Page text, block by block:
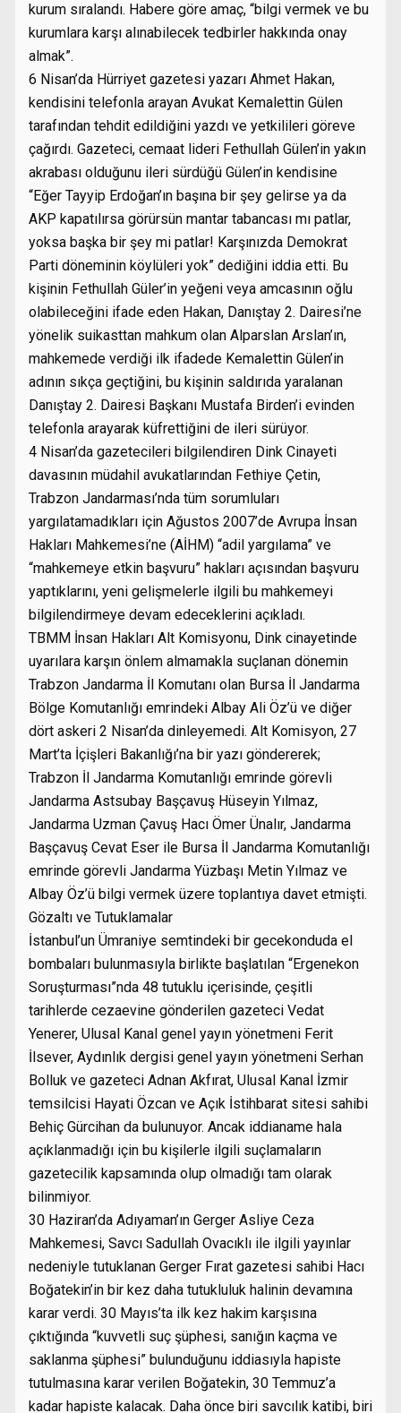
kurum sıralandı. Habere göre amaç, “bilgi vermek ve bu
kurumlara karşı alınabilecek tedbirler hakkında onay
almak”.
6 Nisan’da Hürriyet gazetesi yazarı Ahmet Hakan,
kendisini telefonla arayan Avukat Kemalettin Gülen
tarafından tehdit edildiğini yazdı ve yetkilileri göreve
çağırdı. Gazeteci, cemaat lideri Fethullah Gülen’in yakın
akrabası olduğunu ileri sürdüğü Gülen’in kendisine
“Eğer Tayyip Erdoğan’ın başına bir şey gelirse ya da
AKP kapatılırsa görürsün mantar tabancası mı patlar,
yoksa başka bir şey mi patlar! Karşınızda Demokrat
Parti döneminin köylüleri yok” dediğini iddia etti. Bu
kişinin Fethullah Güler’in yeğeni veya amcasının oğlu
olabileceğini ifade eden Hakan, Danıştay 2. Dairesi’ne
yönelik suikasttan mahkum olan Alparslan Arslan’ın,
mahkemede verdiği ilk ifadede Kemalettin Gülen’in
adının sıkça geçtiğini, bu kişinin saldırıda yaralanan
Danıştay 2. Dairesi Başkanı Mustafa Birden’i evinden
telefonla arayarak küfrettiğini de ileri sürüyor.
4 Nisan’da gazetecileri bilgilendiren Dink Cinayeti
davasının müdahil avukatlarından Fethiye Çetin,
Trabzon Jandarması’nda tüm sorumluları
yargılatamadıkları için Ağustos 2007’de Avrupa İnsan
Hakları Mahkemesi’ne (AİHM) “adil yargılama” ve
“mahkemeye etkin başvuru” hakları açısından başvuru
yaptıklarını, yeni gelişmelerle ilgili bu mahkemeyi
bilgilendirmeye devam edeceklerini açıkladı.
TBMM İnsan Hakları Alt Komisyonu, Dink cinayetinde
uyarılara karşın önlem almamakla suçlanan dönemin
Trabzon Jandarma İl Komutanı olan Bursa İl Jandarma
Bölge Komutanlığı emrindeki Albay Ali Öz’ü ve diğer
dört askeri 2 Nisan’da dinleyemedi. Alt Komisyon, 27
Mart’ta İçişleri Bakanlığı’na bir yazı göndererek;
Trabzon İl Jandarma Komutanlığı emrinde görevli
Jandarma Astsubay Başçavuş Hüseyin Yılmaz,
Jandarma Uzman Çavuş Hacı Ömer Ünalır, Jandarma
Başçavuş Cevat Eser ile Bursa İl Jandarma Komutanlığı
emrinde görevli Jandarma Yüzbaşı Metin Yılmaz ve
Albay Öz’ü bilgi vermek üzere toplantıya davet etmişti.
Gözaltı ve Tutuklamalar
İstanbul’un Ümraniye semtindeki bir gecekonduda el
bombaları bulunmasıyla birlikte başlatılan “Ergenekon
Soruşturması”nda 48 tutuklu içerisinde, çeşitli
tarihlerde cezaevine gönderilen gazeteci Vedat
Yenerer, Ulusal Kanal genel yayın yönetmeni Ferit
İlsever, Aydınlık dergisi genel yayın yönetmeni Serhan
Bolluk ve gazeteci Adnan Akfırat, Ulusal Kanal İzmir
temsilcisi Hayati Özcan ve Açık İstihbarat sitesi sahibi
Behiç Gürcihan da bulunuyor. Ancak iddianame hala
açıklanmadığı için bu kişilerle ilgili suçlamaların
gazetecilik kapsamında olup olmadığı tam olarak
bilinmiyor.
30 Haziran’da Adıyaman’ın Gerger Asliye Ceza
Mahkemesi, Savcı Sadullah Ovacıklı ile ilgili yayınlar
nedeniyle tutuklanan Gerger Fırat gazetesi sahibi Hacı
Boğatekin’in bir kez daha tutukluluk halinin devamına
karar verdi. 30 Mayıs’ta ilk kez hakim karşısına
çıktığında “kuvvetli suç şüphesi, sanığın kaçma ve
saklanma şüphesi” bulunduğunu iddiasıyla hapiste
tutulmasına karar verilen Boğatekin, 30 Temmuz’a
kadar hapiste kalacak. Daha önce biri savcılık katibi, biri